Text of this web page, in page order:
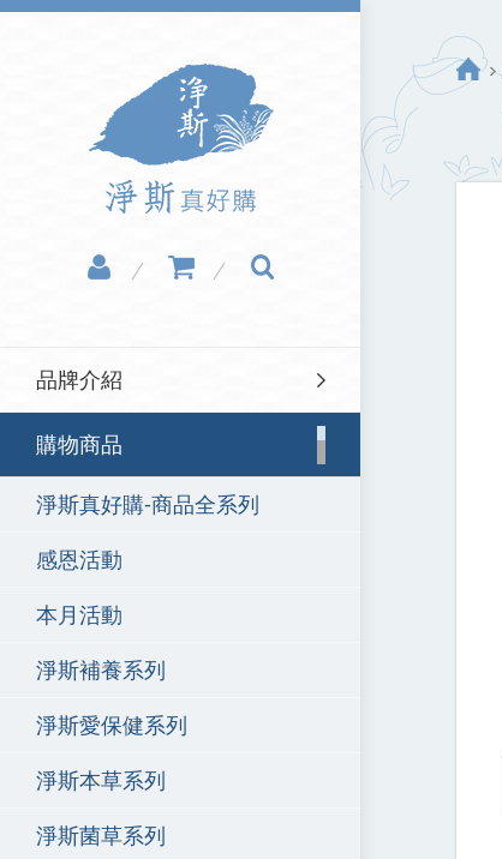
品牌介紹
購物商品
淨斯真好購-商品全系列
感恩活動
本月活動
淨斯補養系列
淨斯愛保健系列
淨斯本草系列
淨斯菌草系列